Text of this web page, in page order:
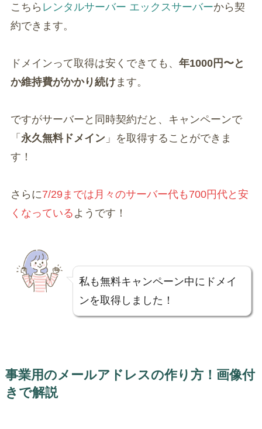
こちら レンタルサーバー エックスサーバーから契
約できます。
ドメインって取得は安くできても、 年1000円〜と
か維持費がかかり続けます。
ですがサーバーと同時契約だと、キャンペーンで
「 永久無料ドメイン 」を取得することができま
す！
さらに7/29までは月々のサーバー代も700円代と安
くなっている ようです！
私も無料キャンペーン中にドメイ
ンを取得しました！
事業用のメールアドレスの作り方！画像付
きで解説